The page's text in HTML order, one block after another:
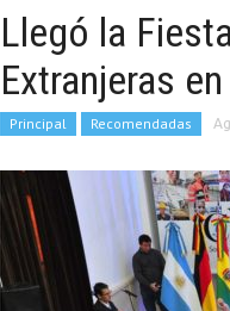
Llegó la
Extranjeras
Principal Recomendadas